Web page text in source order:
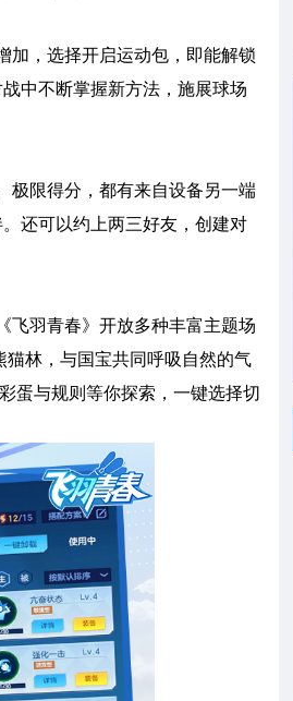
，选择开启运动包，即能解锁
中不断掌握新方法，施展球场
限得分，都有来自设备另一端
还可以约上两三好友，创建对
羽青春》开放多种丰富主题场
林，与国宝共同呼吸自然的气
蛋与规则等你探索，一键选择切